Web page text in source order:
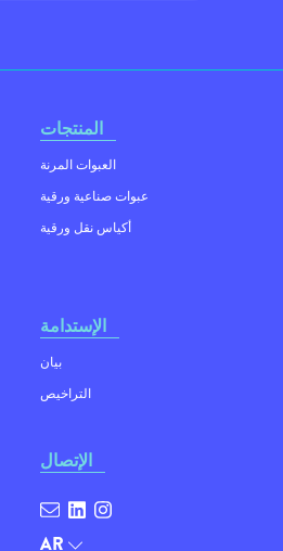
المنتجات
العبوات المرنة
عبوات صناعية ورقية
أكياس نقل ورقية
الإستدامة
بيان
التراخيص
الإتصال
AR